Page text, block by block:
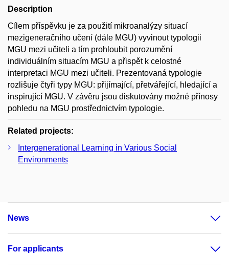
Description
Cílem příspěvku je za použití mikroanalýzy situací
mezigeneračního učení (dále MGU) vyvinout typologii
MGU mezi učiteli a tím prohloubit porozumění
individuálním situacím MGU a přispět k celostné
interpretaci MGU mezi učiteli. Prezentovaná typologie
rozlišuje čtyři typy MGU: přijímající, přetvářející, hledající a
inspirující MGU. V závěru jsou diskutovány možné přínosy
pohledu na MGU prostřednictvím typologie.
Related projects:
Intergenerational Learning in Various Social
Environments
News
For applicants